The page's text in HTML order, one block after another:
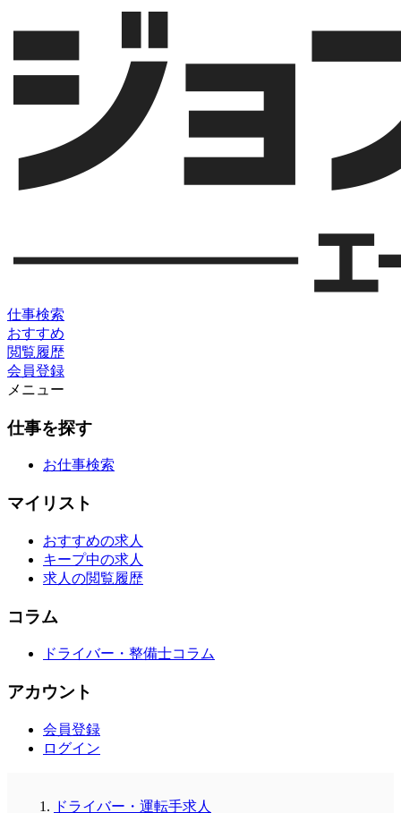
仕事検索
おすすめ
閲覧履歴
会員登録
メニュー
仕事を探す
お仕事検索
マイリスト
おすすめの求人
キープ中の求人
求人の閲覧履歴
コラム
ドライバー・整備士コラム
アカウント
会員登録
ログイン
ドライバー・運転手求人